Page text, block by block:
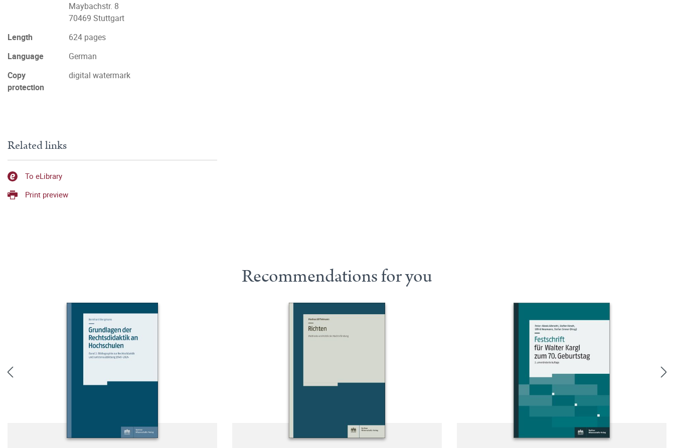
Maybachstr. 8
70469 Stuttgart
Length
624 pages
Language
German
Copy
protection
digital watermark
Related links
To eLibrary
Print preview
Recommendations for you